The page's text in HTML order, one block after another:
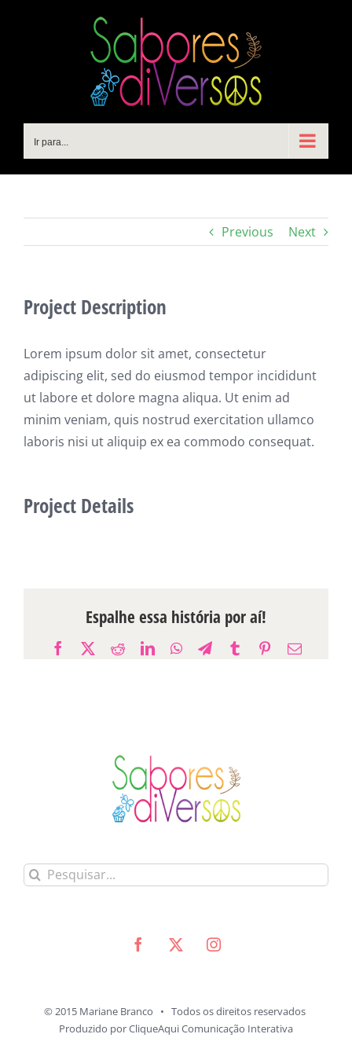
Ir para...
Previous Next
Project Description
Lorem ipsum dolor sit amet, consectetur
adipiscing elit, sed do eiusmod tempor incididunt
ut labore et dolore magna aliqua. Ut enim ad
minim veniam, quis nostrud exercitation ullamco
laboris nisi ut aliquip ex ea commodo consequat.
Project Details
Espalhe essa história por aí!
Facebook
X RedditLinkedInWhatsApp
Telegram
TumblrPinterest
E-
Buscar
© 2015 Mariane Branco • Todos os direitos reservados
Produzido porCliqueAqui Comunicação Interativa